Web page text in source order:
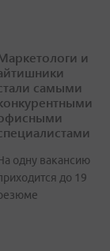
и
самыми
одну вакансию
до 19